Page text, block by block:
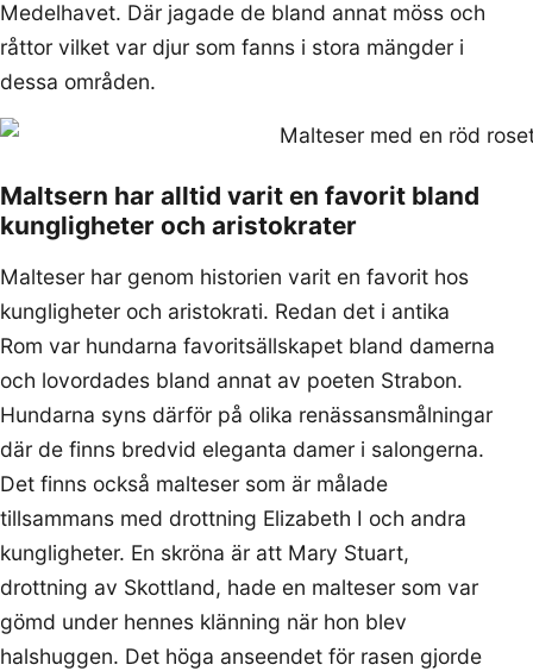
Medelhavet. Där jagade de bland annat möss och
råttor vilket var djur som fanns i stora mängder i
dessa områden.
Maltsern har alltid varit en favorit bland
kungligheter och aristokrater
Malteser har genom historien varit en favorit hos
kungligheter och aristokrati. Redan det i antika
Rom var hundarna favoritsällskapet bland damerna
och lovordades bland annat av poeten Strabon.
Hundarna syns därför på olika renässansmålningar
där de finns bredvid eleganta damer i salongerna.
Det finns också malteser som är målade
tillsammans med drottning Elizabeth I och andra
kungligheter. En skröna är att Mary Stuart,
drottning av Skottland, hade en malteser som var
gömd under hennes klänning när hon blev
halshuggen. Det höga anseendet för rasen gjorde